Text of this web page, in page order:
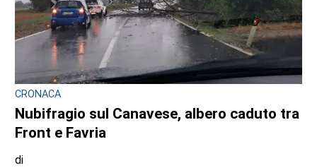
CONSIGLIO REGIONALE
Ambiente e conti pubblici al centro
dell’attività questa settimana in Consiglio
regionale